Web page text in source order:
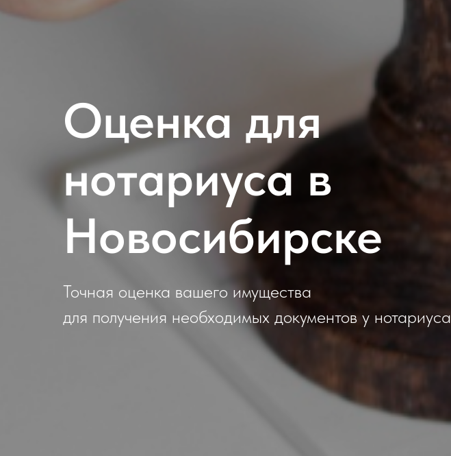
Оценка для
нотариуса в
Новосибирске
Точная оценка вашего имущества
для получения необходимых документов у нотариуса